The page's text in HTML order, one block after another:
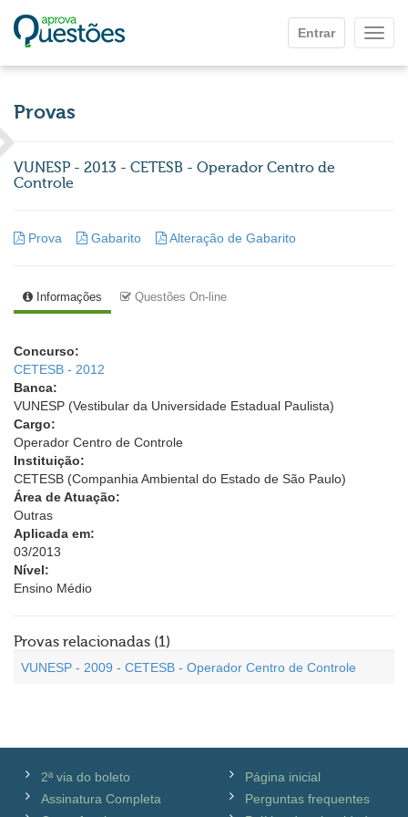
Entrar
Provas
VUNESP - 2013 - CETESB - Operador Centro de
Controle
Prova Gabarito Alteração de Gabarito
Informações Questões On-line
Concurso:
CETESB - 2012
Banca:
VUNESP (Vestibular da Universidade Estadual Paulista)
Cargo:
Operador Centro de Controle
Instituição:
CETESB (Companhia Ambiental do Estado de São Paulo)
Área de Atuação:
Outras
Aplicada em:
03/2013
Nível:
Ensino Médio
Provas relacionadas (1)
VUNESP - 2009 - CETESB - Operador Centro de Controle
2ª via do boleto
Assinatura Completa
Página inicial
Perguntas frequentes